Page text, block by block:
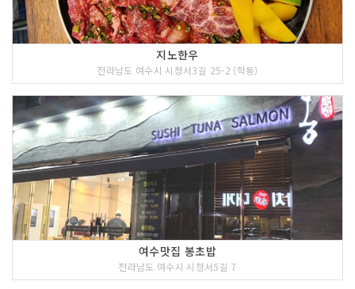
지노한우
전라남도 여수시 시청서3길 25-2 (학동)
여수맛집 봉초밥
전라남도 여수시 시청서5길 7